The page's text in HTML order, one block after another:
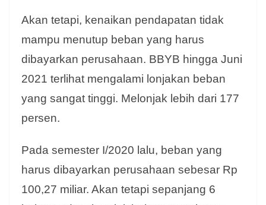
Akan tetapi, kenaikan pendapatan tidak
mampu menutup beban yang harus
dibayarkan perusahaan. BBYB hingga Juni
2021 terlihat mengalami lonjakan beban
yang sangat tinggi. Melonjak lebih dari 177
persen.
Pada semester I/2020 lalu, beban yang
harus dibayarkan perusahaan sebesar Rp
100,27 miliar. Akan tetapi sepanjang 6